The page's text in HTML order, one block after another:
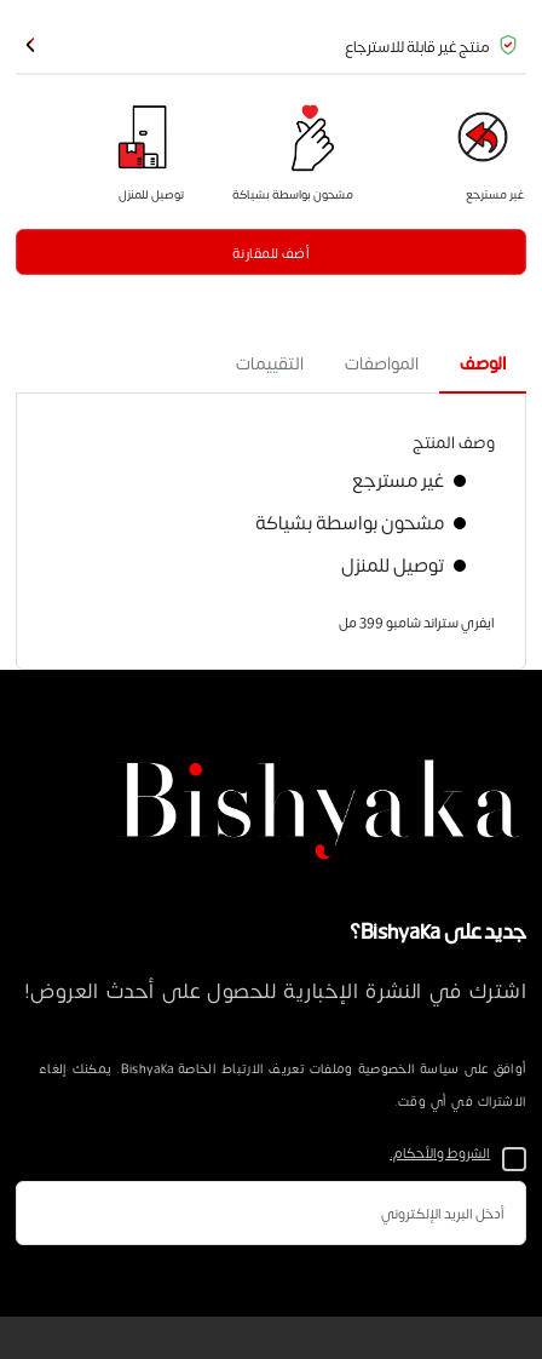
منتج غير قابلة للاسترجاع
غير مسترجع مشحون بواسطة بشياكة توصيل للمنزل
أضف للمقارنة
الوصف المواصفات التقييمات
وصف المنتج
غير مسترجع
مشحون بواسطة بشياكة
توصيل للمنزل
ايفري ستراند شامبو 399 مل
جديد على Bishyaka؟
اشترك في النشرة الإخبارية للحصول على أحدث العروض!
أوافق على سياسة الخصوصية وملفات تعريف الارتباط الخاصة Bishyaka. يمكنك إلغاء
الاشتراك في أي وقت.
الشروط والأحكام.